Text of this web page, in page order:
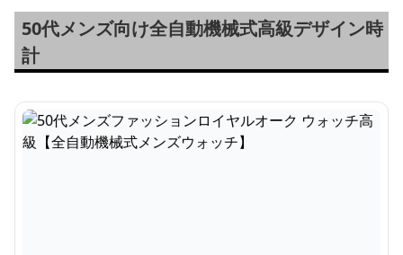
50代メンズ向け全自動機械式高級デザイン時
計